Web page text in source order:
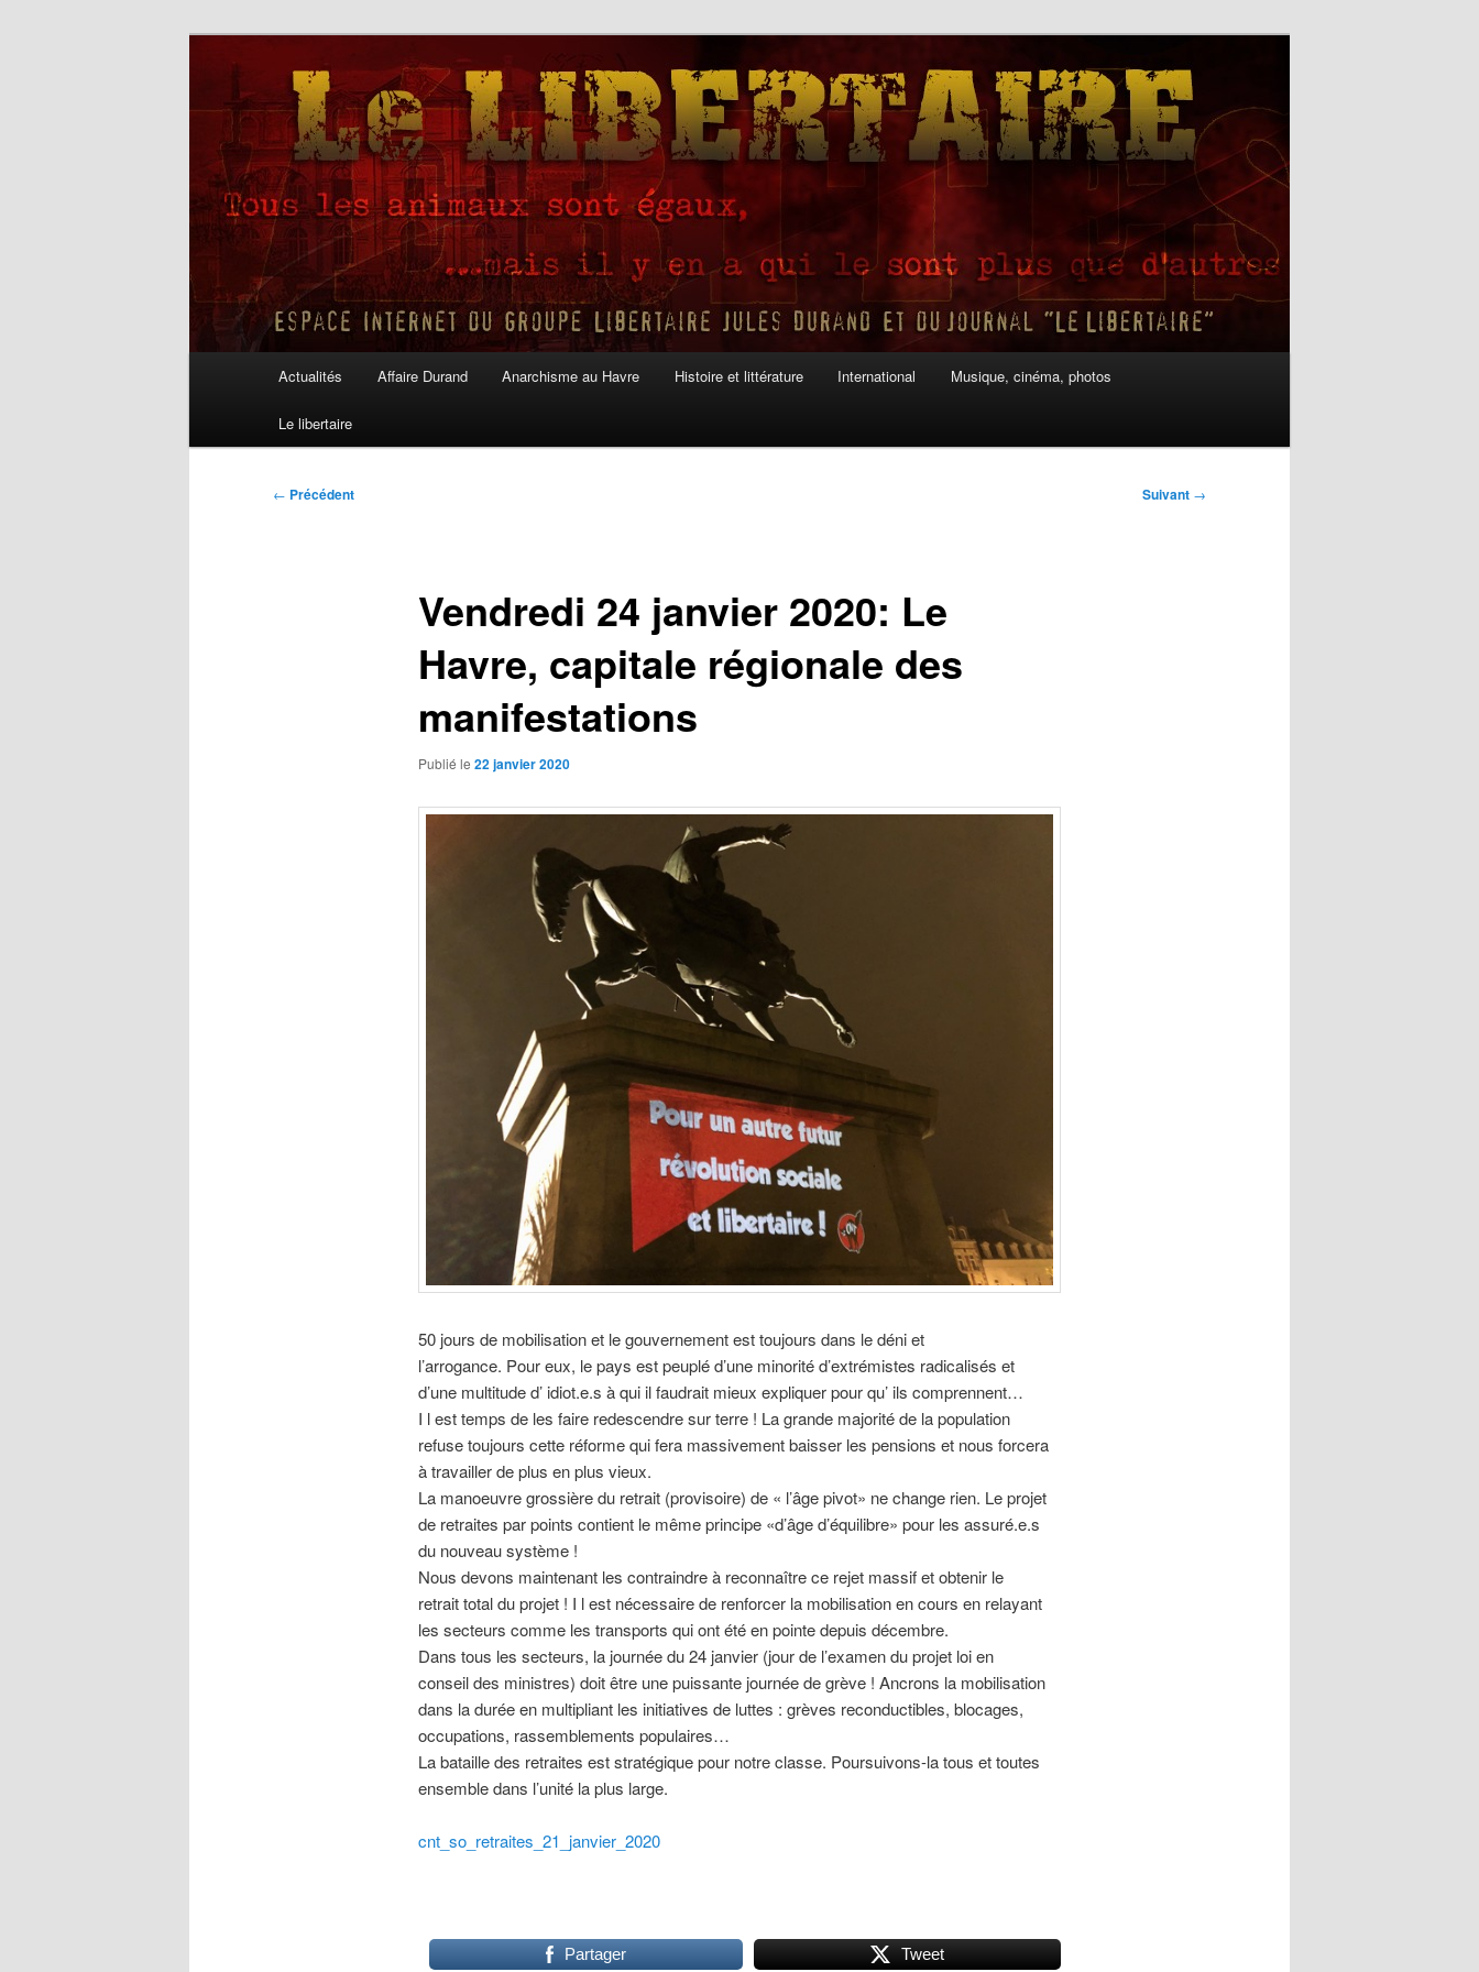
Le Libertaire
Actualités Affaire Durand Anarchisme au Havre Histoire et littérature International Musique, cinéma, photos
Le libertaire
Navigation
← Précédent Suivant →
Vendredi 24 janvier 2020: Le
Havre, capitale régionale des
manifestations
Publié le 22 janvier 2020
50 jours de mobilisation et le gouvernement est toujours dans le déni et
l’arrogance. Pour eux, le pays est peuplé d’une minorité d’extrémistes radicalisés et
d’une multitude d’ idiot.e.s à qui il faudrait mieux expliquer pour qu’ ils comprennent…
I l est temps de les faire redescendre sur terre ! La grande majorité de la population
refuse toujours cette réforme qui fera massivement baisser les pensions et nous forcera
à travailler de plus en plus vieux.
La manoeuvre grossière du retrait (provisoire) de « l’âge pivot» ne change rien. Le projet
de retraites par points contient le même principe «d’âge d’équilibre» pour les assuré.e.s
du nouveau système !
Nous devons maintenant les contraindre à reconnaître ce rejet massif et obtenir le
retrait total du projet ! I l est nécessaire de renforcer la mobilisation en cours en relayant
les secteurs comme les transports qui ont été en pointe depuis décembre.
Dans tous les secteurs, la journée du 24 janvier (jour de l’examen du projet loi en
conseil des ministres) doit être une puissante journée de grève ! Ancrons la mobilisation
dans la durée en multipliant les initiatives de luttes : grèves reconductibles, blocages,
occupations, rassemblements populaires…
La bataille des retraites est stratégique pour notre classe. Poursuivons-la tous et toutes
ensemble dans l’unité la plus large.
cnt_so_retraites_21_janvier_2020
Partager Tweet